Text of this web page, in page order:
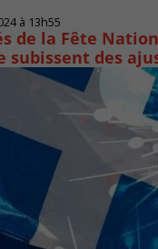
à 13h55
de la Fête
subissent des